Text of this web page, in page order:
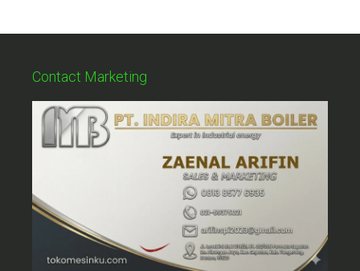
Contact Marketing